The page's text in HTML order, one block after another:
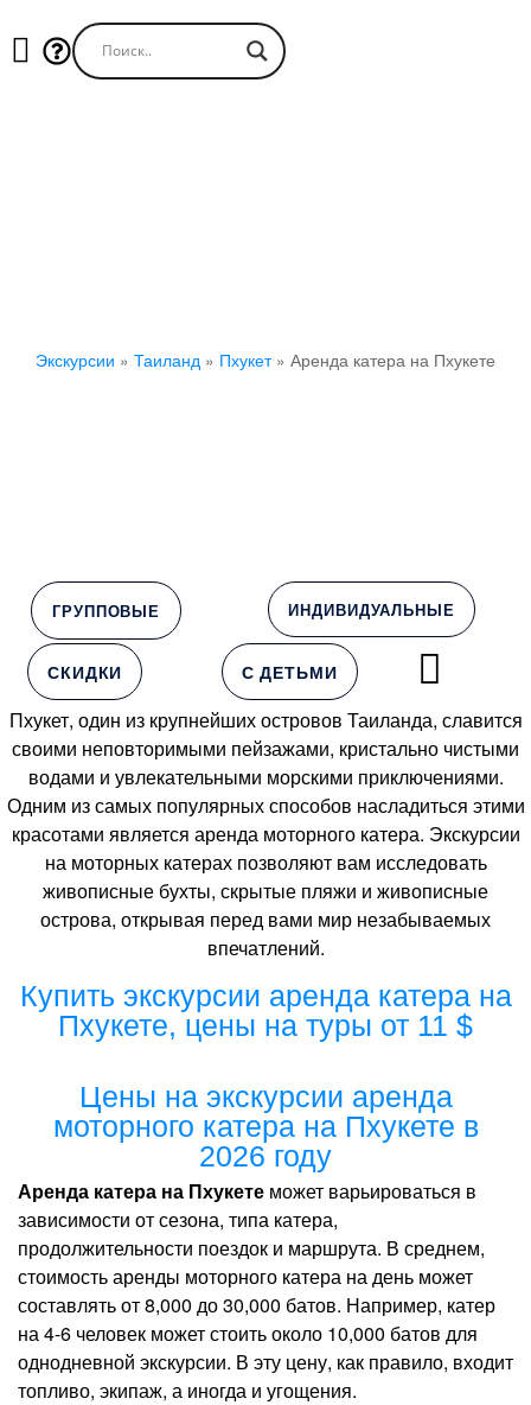
Экскурсии » Таиланд » Пхукет» Аренда катера на Пхукете
ГРУППОВЫЕ ИНДИВИДУАЛЬНЫЕ
СКИДКИ С ДЕТЬМИ
Пхукет, один из крупнейших островов Таиланда, славится
своими неповторимыми пейзажами, кристально чистыми
водами и увлекательными морскими приключениями.
Одним из самых популярных способов насладиться этими
красотами является аренда моторного катера. Экскурсии
на моторных катерах позволяют вам исследовать
живописные бухты, скрытые пляжи и живописные
острова, открывая перед вами мир незабываемых
впечатлений.
Купить экскурсии аренда катера на
Пхукете, цены на туры от 11 $
Цены на экскурсии аренда
моторного катера на Пхукете в
2026 году
Аренда катера на Пхукете может варьироваться в
зависимости от сезона, типа катера,
продолжительности поездок и маршрута. В среднем,
стоимость аренды моторного катера на день может
составлять от 8,000 до 30,000 батов. Например, катер
на 4-6 человек может стоить около 10,000 батов для
однодневной экскурсии. В эту цену, как правило, входит
топливо, экипаж, а иногда и угощения.